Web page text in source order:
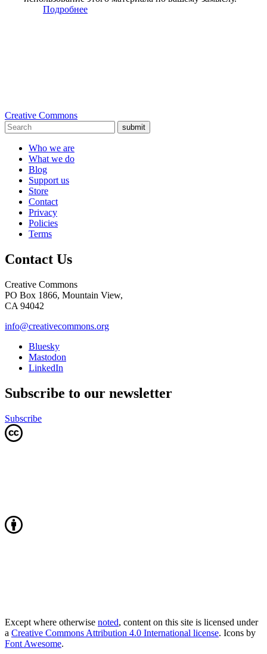
Подробнее
Creative Commons
submit
Who we are
What we do
Blog
Support us
Store
Contact
Privacy
Policies
Terms
Contact Us
Creative Commons
PO Box 1866, Mountain View,
CA 94042
info@creativecommons.org
Bluesky
Mastodon
LinkedIn
Subscribe to our newsletter
Subscribe
Except where otherwise noted, content on this site is licensed under
a Creative Commons Attribution 4.0 International license. Icons by
Font Awesome.